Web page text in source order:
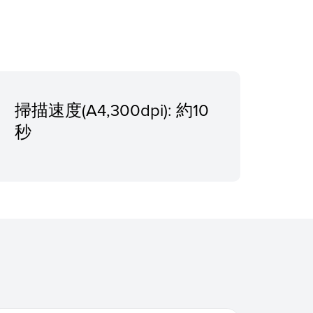
掃描速度(A4,300dpi): 約10
秒